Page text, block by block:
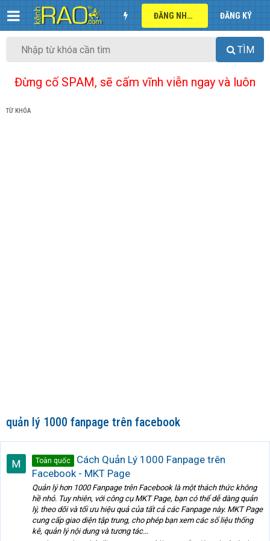
ĐĂNG NHẬP ĐĂNG KÝ
TÌM
Đừng cố SPAM, sẽ cấm vĩnh viễn ngay và luôn
TỪ KHÓA
quản lý 1000 fanpage trên facebook
Toàn quốc
Cách Quản Lý 1000 Fanpage trên
Facebook - MKT Page
Quản lý hơn 1000 Fanpage trên Facebook là một thách thức không
hề nhỏ. Tuy nhiên, với công cụ MKT Page, bạn có thể dễ dàng quản
lý, theo dõi và tối ưu hiệu quả của tất cả các Fanpage này. MKT Page
cung cấp giao diện tập trung, cho phép bạn xem các số liệu thống
kê, quản lý nội dung và tương tác...